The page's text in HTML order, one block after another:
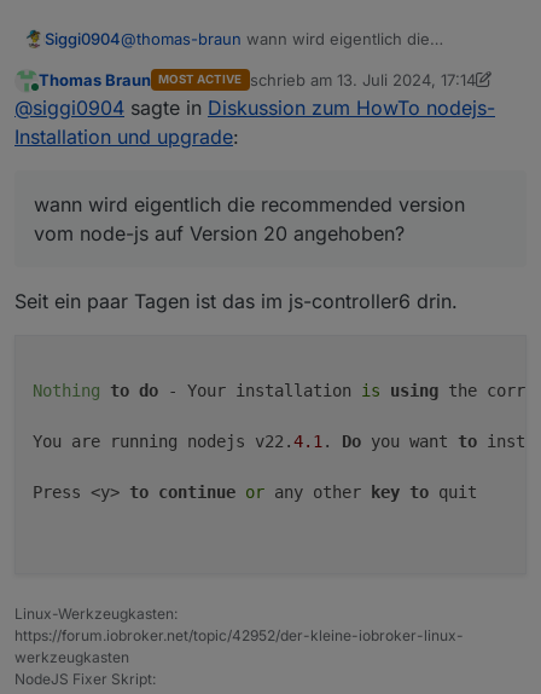
Siggi0904@thomas-braun wann wird eigentlich die
angehoben?
Bei mir kommt auch die Meldung, dass Version 18
noch die aktuelle sei.
Danke.
Online
Thomas Braun MOST ACTIVE schrieb am 13. Juli 2024, 17:14
zuletzt editiert von Thomas Braun
@siggi0904 sagte in Diskussion zum HowTo nodejs-
Installation und upgrade:
wann wird eigentlich die recommended version
vom node-js auf Version 20 angehoben?
Seit ein paar Tagen ist das im js-controller6 drin.
Nothing to do - Your installation is using the
You are running nodejs v22.4.1 . Do you want to
Press <y> to continue or any other key to quit
Linux-Werkzeugkasten:
https://forum.iobroker.net/topic/42952/der-kleine-iobroker-linux-
werkzeugkasten
NodeJS Fixer Skript: